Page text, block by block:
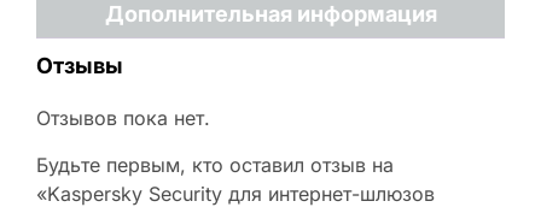
Дополнительная информация
Отзывы
Отзывов пока нет.
Будьте первым, кто оставил отзыв на
«Kaspersky Security для интернет-шлюзов